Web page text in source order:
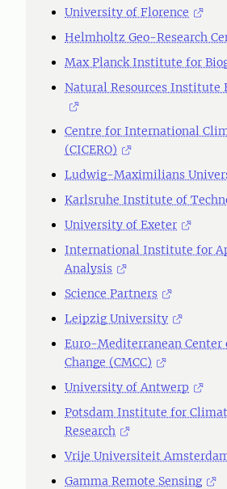
University of Florence
Helmholtz Geo-Research
Max Planck Institute for
Natural Resources Institute
Centre for International
(CICERO)
Ludwig-Maximilians
Karlsruhe Institute of
University of Exeter
International Institute for
Analysis
Science Partners
Leipzig University
Euro-Mediterranean Center
Change (CMCC)
University of Antwerp
Potsdam Institute for
Research
Vrije Universiteit
Gamma Remote Sensing